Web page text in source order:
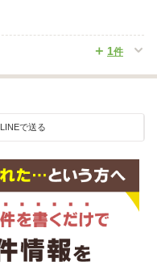
1件
LINEで送る